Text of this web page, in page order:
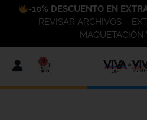
-10% DESCUENTO EN
REVISAR ARCHIVOS –
MAQUETACIÓN
0